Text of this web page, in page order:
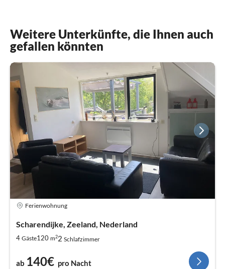
Weitere Unterkünfte, die Ihnen auch
gefallen könnten
Ferienwohnung
Scharendijke, Zeeland, Nederland
4 Gäste120 m22 Schlafzimmer
ab 140€ pro Nacht